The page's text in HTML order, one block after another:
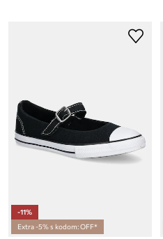
-11%
Extra -5% s kodom: OFF*